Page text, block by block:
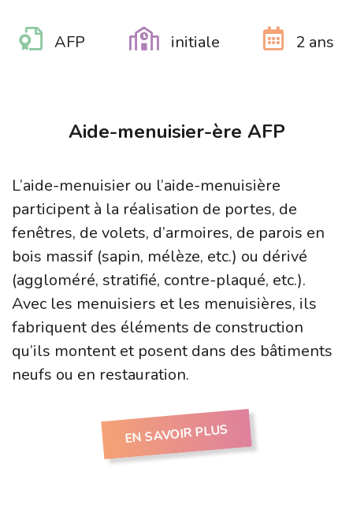
AFP initiale 2 ans
Aide-menuisier-ère AFP
L’aide-menuisier ou l’aide-menuisière
participent à la réalisation de portes, de
fenêtres, de volets, d’armoires, de parois en
bois massif (sapin, mélèze, etc.) ou dérivé
(aggloméré, stratifié, contre-plaqué, etc.).
Avec les menuisiers et les menuisières, ils
fabriquent des éléments de construction
qu’ils montent et posent dans des bâtiments
neufs ou en restauration.
EN SAVOIR PLUS